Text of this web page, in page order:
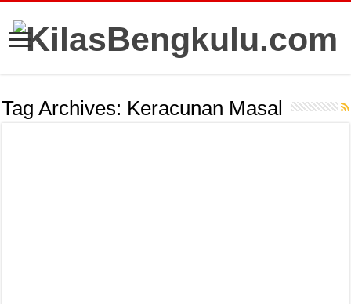
Tag Archives: Keracunan Masal